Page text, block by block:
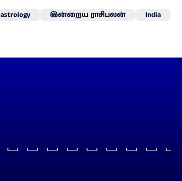
astrology இன்றைய ராசிபலன்
India